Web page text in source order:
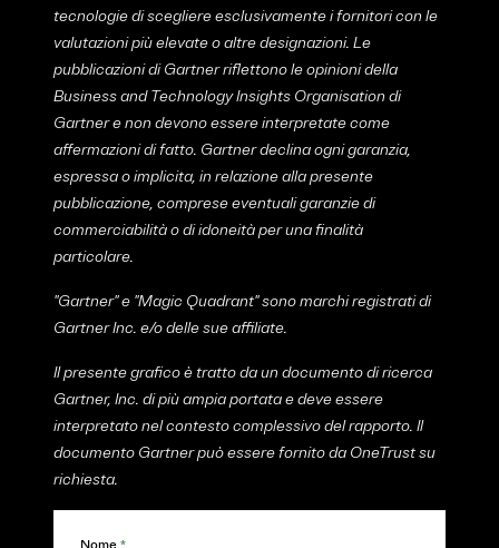
tecnologie di scegliere esclusivamente i fornitori con le
valutazioni più elevate o altre designazioni. Le
pubblicazioni di Gartner riflettono le opinioni della
Business and Technology Insights Organisation di
Gartner e non devono essere interpretate come
affermazioni di fatto. Gartner declina ogni garanzia,
espressa o implicita, in relazione alla presente
pubblicazione, comprese eventuali garanzie di
commerciabilità o di idoneità per una finalità
particolare.
''Gartner'' e ''Magic Quadrant'' sono marchi registrati di
Gartner Inc. e/o delle sue affiliate.
Il presente grafico è tratto da un documento di ricerca
Gartner, Inc. di più ampia portata e deve essere
interpretato nel contesto complessivo del rapporto. Il
documento Gartner può essere fornito da OneTrust su
richiesta.